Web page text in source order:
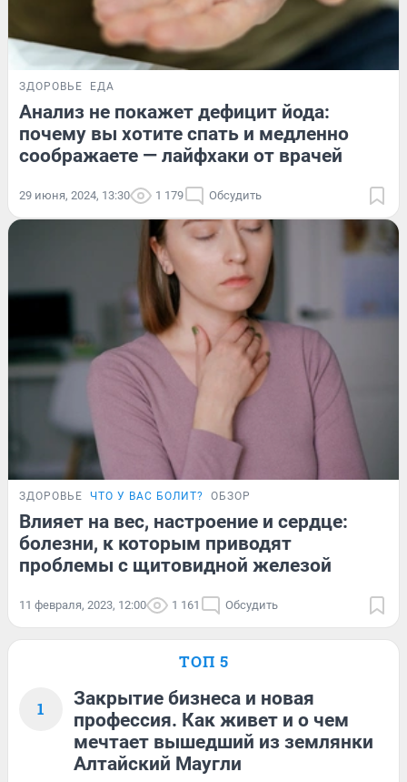
ЗДОРОВЬЕ ЕДА
Анализ не покажет дефицит йода:
почему вы хотите спать и медленно
соображаете — лайфхаки от врачей
29 июня, 2024, 13:30 1 179 Обсудить
ЗДОРОВЬЕ ЧТО У ВАС БОЛИТ? ОБЗОР
Влияет на вес, настроение и сердце:
болезни, к которым приводят
проблемы с щитовидной железой
11 февраля, 2023, 12:00 1 161 Обсудить
ТОП 5
1
Закрытие бизнеса и новая
профессия. Как живет и о чем
мечтает вышедший из землянки
Алтайский Маугли